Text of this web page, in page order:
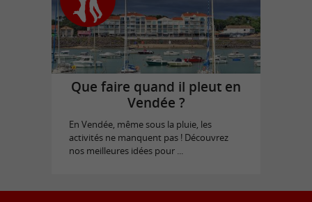
Que faire quand il pleut en
Vendée ?
En Vendée, même sous la pluie, les
activités ne manquent pas ! Découvrez
nos meilleures idées pour ...